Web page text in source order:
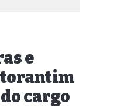
e
cargo